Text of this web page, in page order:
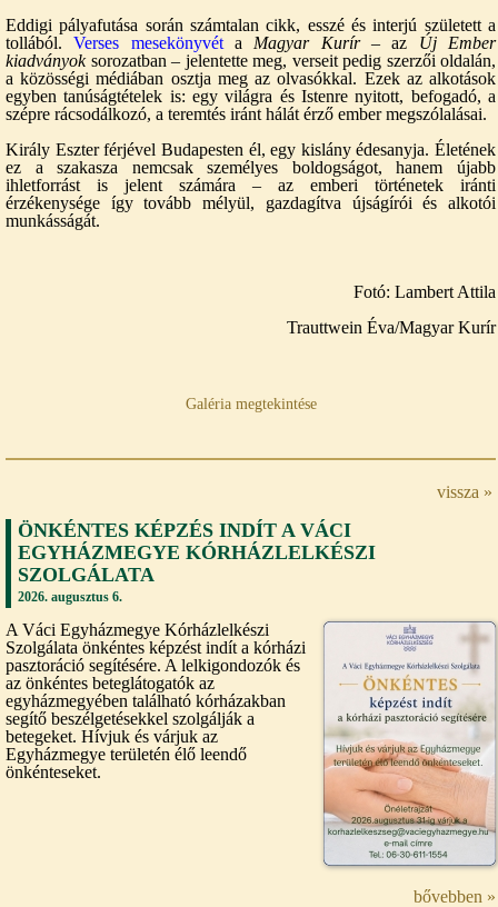
Eddigi pályafutása során számtalan cikk, esszé és interjú született a
tollából.Verses mesekönyvéta Magyar Kurír– az Új Ember
kiadványoksorozatban – jelentette meg, verseit pedig szerzői oldalán,
a közösségi médiában osztja meg az olvasókkal. Ezek az alkotások
egyben tanúságtételek is: egy világra és Istenre nyitott, befogadó, a
szépre rácsodálkozó, a teremtés iránt hálát érző ember megszólalásai.
Király Eszter férjével Budapesten él, egy kislány édesanyja. Életének
ez a szakasza nemcsak személyes boldogságot, hanem újabb
ihletforrást is jelent számára – az emberi történetek iránti
érzékenysége így tovább mélyül, gazdagítva újságírói és alkotói
munkásságát.
Fotó: Lambert Attila
Trauttwein Éva/Magyar Kurír
Galéria megtekintése
vissza »
ÖNKÉNTES KÉPZÉS INDÍT A VÁCI
EGYHÁZMEGYE KÓRHÁZLELKÉSZI
SZOLGÁLATA
2026. augusztus 6.
A Váci Egyházmegye Kórházlelkészi
Szolgálata önkéntes képzést indít a kórházi
pasztoráció segítésére. A lelkigondozók és
az önkéntes beteglátogatók az
egyházmegyében található kórházakban
segítő beszélgetésekkel szolgálják a
betegeket. Hívjuk és várjuk az
Egyházmegye területén élő leendő
önkénteseket.
bővebben »